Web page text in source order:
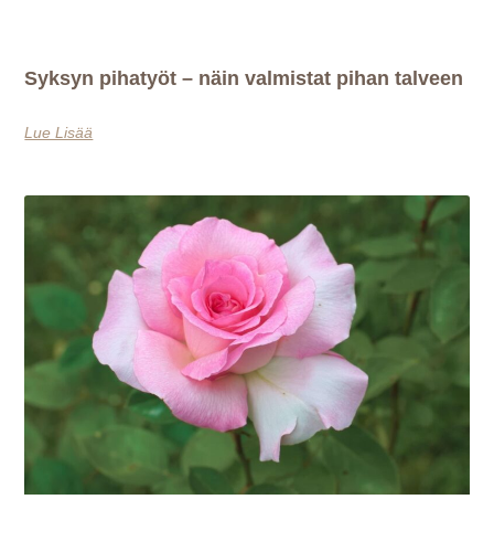
Syksyn pihatyöt – näin valmistat pihan talveen
Lue Lisää